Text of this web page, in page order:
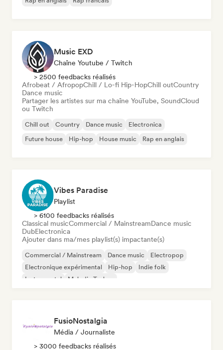
Music EXD
Chaîne Youtube / Twitch
> 2500 feedbacks réalisés
Afrobeat / AfropopChill / Lo-fi Hip-HopChill outCountry
Dance music
Partager les artistes sur ma chaîne YouTube, SoundCloud
ou Twitch
Chill out Country Dance music
Electronica
Future house
Hip-hop House music Rap en anglais
Vibes Paradise
Playlist
> 6100 feedbacks réalisés
Classical musicCommercial / MainstreamDance music
DubElectronica
Ajouter dans ma/mes playlist(s) impactante(s)
Commercial / Mainstream Dance music
Electropop
Electronique expérimental
Hip-hop
Indie folk
Instrumental
Melodic Techno
FusioNostalgia
Média / Journaliste
> 3000 feedbacks réalisés